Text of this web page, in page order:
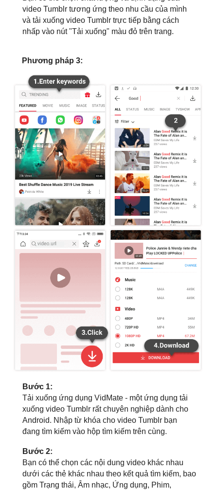
video Tumblr tương ứng theo nhu cầu của mình
và tải xuống video Tumblr trực tiếp bằng cách
nhấp vào nút "Tải xuống" màu đỏ trên trang.
Phương pháp 3:
Bước 1:
Tải xuống ứng dụng VidMate - một ứng dụng tải
xuống video Tumblr rất chuyên nghiệp dành cho
Android. Nhập từ khóa cho video Tumblr bạn
đang tìm kiếm vào hộp tìm kiếm trên cùng.
Bước 2:
Bạn có thể chọn các nội dung video khác nhau
dưới các thẻ khác nhau theo kết quả tìm kiếm, bao
gồm Trạng thái, Âm nhạc, Ứng dụng, Phim,